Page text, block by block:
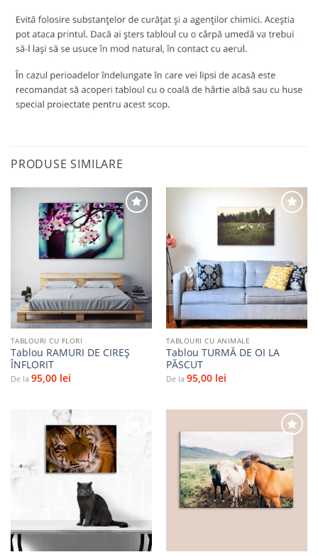
PRODUSE SIMILARE
Adaugă
TABLOURI CU FLORI
Tablou RAMURI DE CIREȘ
ÎNFLORIT
De la 95,00 lei
Adaugă
favorite
TABLOURI CU ANIMALE
Tablou TURMĂ DE OI LA
PĂSCUT
De la 95,00 lei
Adaugă
Adaugă
la
favorite